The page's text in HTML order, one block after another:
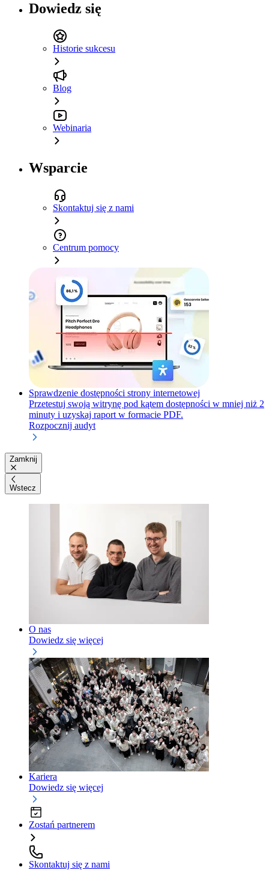
Dowiedz się
Historie sukcesu
Blog
Webinaria
Wsparcie
Skontaktuj się z nami
Centrum pomocy
Sprawdzenie dostępności strony internetowej
Przetestuj swoją witrynę pod kątem dostępności w mniej niż 2
minuty i uzyskaj raport w formacie PDF.
Rozpocznij audyt
Zamknij
Wstecz
O nas
Dowiedz się więcej
Kariera
Dowiedz się więcej
Zostań partnerem
Skontaktuj się z nami